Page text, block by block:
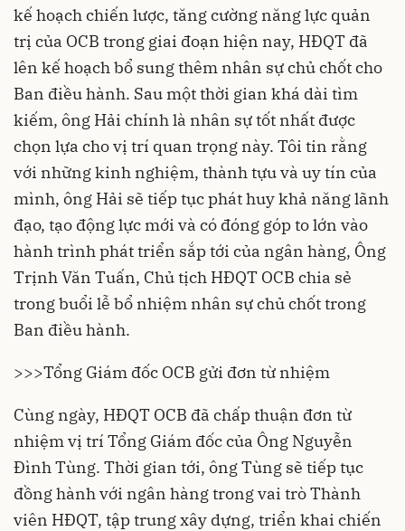
kế hoạch chiến lược, tăng cường năng lực quản
trị của OCB trong giai đoạn hiện nay, HĐQT đã
lên kế hoạch bổ sung thêm nhân sự chủ chốt cho
Ban điều hành. Sau một thời gian khá dài tìm
kiếm, ông Hải chính là nhân sự tốt nhất được
chọn lựa cho vị trí quan trọng này. Tôi tin rằng
với những kinh nghiệm, thành tựu và uy tín của
mình, ông Hải sẽ tiếp tục phát huy khả năng lãnh
đạo, tạo động lực mới và có đóng góp to lớn vào
hành trình phát triển sắp tới của ngân hàng, Ông
Trịnh Văn Tuấn, Chủ tịch HĐQT OCB chia sẻ
trong buổi lễ bổ nhiệm nhân sự chủ chốt trong
Ban điều hành.
>>>Tổng Giám đốc OCB gửi đơn từ nhiệm
Cùng ngày, HĐQT OCB đã chấp thuận đơn từ
nhiệm vị trí Tổng Giám đốc của Ông Nguyễn
Đình Tùng. Thời gian tới, ông Tùng sẽ tiếp tục
đồng hành với ngân hàng trong vai trò Thành
viên HĐQT, tập trung xây dựng, triển khai chiến